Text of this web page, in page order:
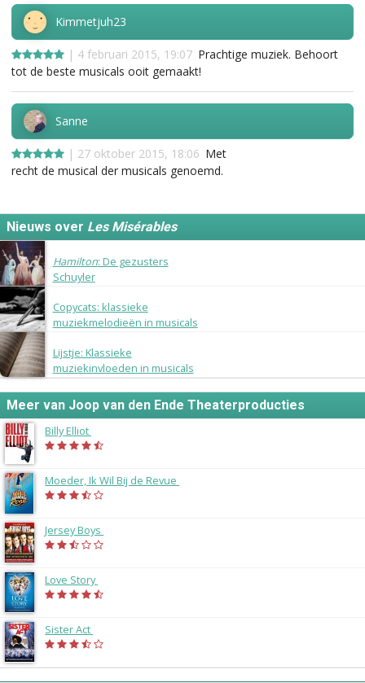
Kimmetjuh23
| 4 februari 2015, 19:07 Prachtige muziek. Behoort
tot de beste musicals ooit gemaakt!
Sanne
| 27 oktober 2015, 18:06 Met
recht de musical der musicals genoemd.
Nieuws over Les Misérables
Hamilton: De gezusters
Schuyler
Copycats: klassieke
muziekmelodieën in musicals
Lijstje: Klassieke
muziekinvloeden in musicals
Meer van Joop van den Ende Theaterproducties
Billy Elliot
Moeder, Ik Wil Bij de Revue
Jersey Boys
Love Story
Sister Act